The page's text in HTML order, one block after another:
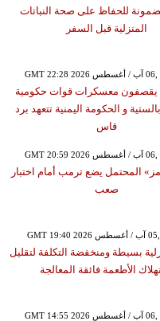
للحفاظ على صحة النباتات
المنزلية قبل السفر
يقصفون معسكرات قوات حكومية
و الحكومة اليمنية تتعهد برد
قاس
المحتمل يضع ترمب أمام اختبار
صعب
بسيطة ومنخفضة التكلفة لتقليل
الأطعمة فائقة المعالجة